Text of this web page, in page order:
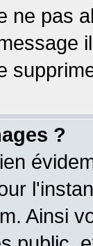
ne pas
?
Ainsi